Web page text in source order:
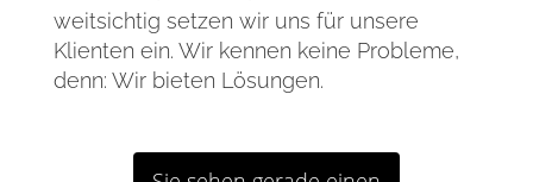
weitsichtig setzen wir uns für unsere
Klienten ein. Wir kennen keine Probleme,
denn: Wir bieten Lösungen.